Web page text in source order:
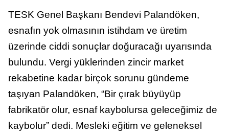
TESK Genel Başkanı Bendevi Palandöken,
esnafın yok olmasının istihdam ve üretim
üzerinde ciddi sonuçlar doğuracağı uyarısında
bulundu. Vergi yüklerinden zincir market
rekabetine kadar birçok sorunu gündeme
taşıyan Palandöken, “Bir çırak büyüyüp
fabrikatör olur, esnaf kaybolursa geleceğimiz de
kaybolur” dedi. Mesleki eğitim ve geleneksel